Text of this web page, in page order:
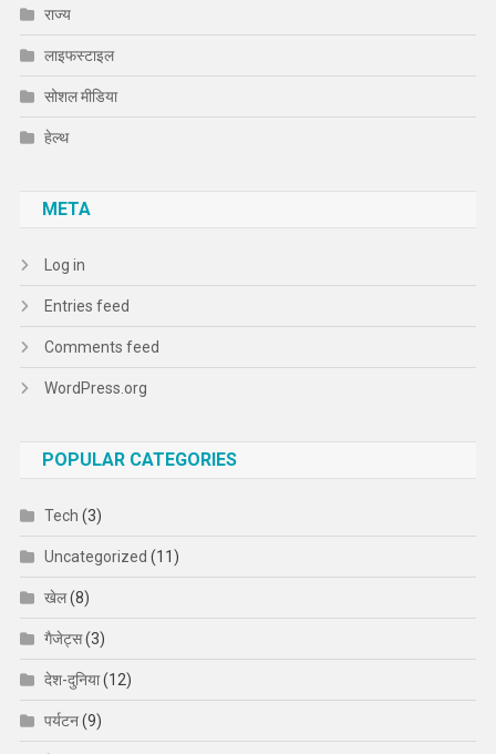
राज्य
लाइफस्टाइल
सोशल मीडिया
हेल्थ
META
Log in
Entries feed
Comments feed
WordPress.org
POPULAR CATEGORIES
Tech (3)
Uncategorized (11)
खेल(8)
गैजेट्स(3)
देश-दुनिया(12)
पर्यटन(9)